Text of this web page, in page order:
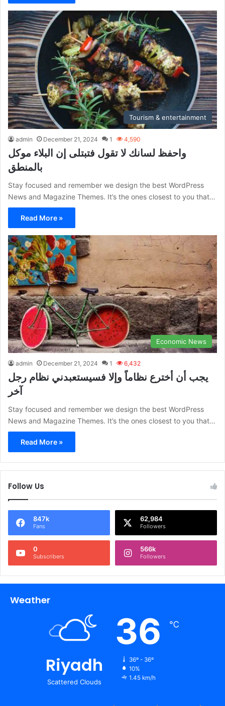
Tourism & entertainment
admin December 21, 2024 1 4,590
واحفظ لسانك لا تقول فتبتلى إن البلاء موكل
بالمنطق
Stay focused and remember we design the best WordPress
News and Magazine Themes. It’s the ones closest to you that…
Read More »
Economic News
admin December 21, 2024 1 6,432
يجب أن أخترع نظاماً وإلا فسيستعبدني نظام رجل
آخر
Stay focused and remember we design the best WordPress
News and Magazine Themes. It’s the ones closest to you that…
Read More »
Follow Us
847k
Fans
62,984
Followers
0
Subscribers
566k
Followers
Weather
Riyadh
Scattered Clouds
36 ℃
36º - 36º
10%
1.45 km/h